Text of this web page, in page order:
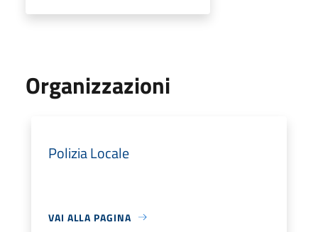
Organizzazioni
Polizia Locale
VAI ALLA PAGINA